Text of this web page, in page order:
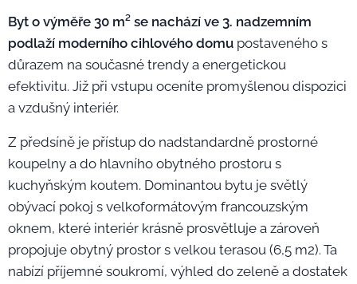
Byt o výměře 30 m² se nachází ve 3. nadzemním
podlaží moderního cihlového domu postaveného s
důrazem na současné trendy a energetickou
efektivitu. Již při vstupu oceníte promyšlenou dispozici
a vzdušný interiér.
Z předsíně je přístup do nadstandardně prostorné
koupelny a do hlavního obytného prostoru s
kuchyňským koutem. Dominantou bytu je světlý
obývací pokoj s velkoformátovým francouzským
oknem, které interiér krásně prosvětluje a zároveň
propojuje obytný prostor s velkou terasou (6,5 m2). Ta
nabízí příjemné soukromí, výhled do zeleně a dostatek